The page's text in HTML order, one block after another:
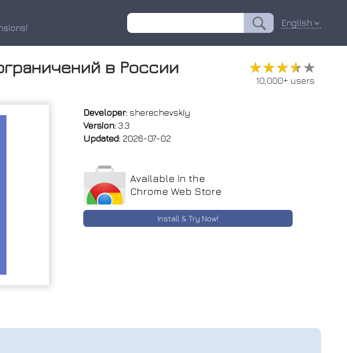
English
в России ★★★★★
★★★★★
10,000+ users
Developer: sherechevskiy
Version: 3.3
Updated: 2026-07-02
Available in the
Chrome Web Store
Install & Try Now!